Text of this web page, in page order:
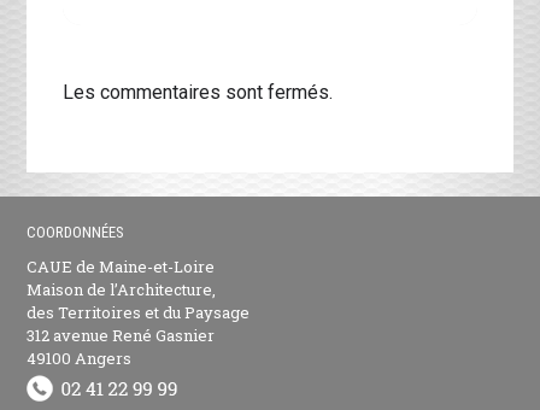
Les commentaires sont fermés.
COORDONNÉES
CAUE de Maine-et-Loire
Maison de l’Architecture,
des Territoires et du Paysage
312 avenue René Gasnier
49100 Angers